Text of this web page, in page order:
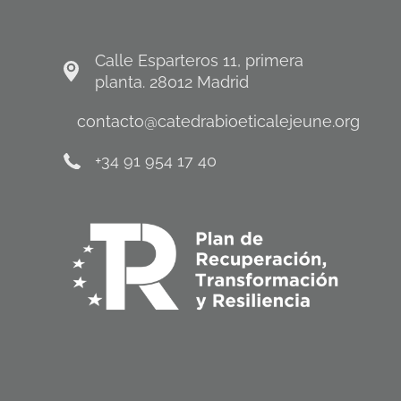
Calle Esparteros 11, primera
planta. 28012 Madrid
contacto@catedrabioeticalejeune.org
+34 91 954 17 40